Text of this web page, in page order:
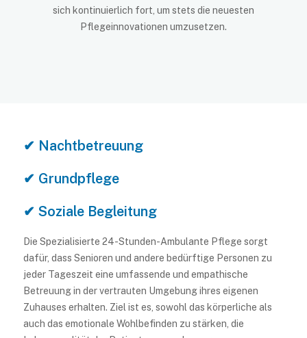
sich kontinuierlich fort, um stets die neuesten
Pflegeinnovationen umzusetzen.
✔ Nachtbetreuung
✔ Grundpflege
✔ Soziale Begleitung
Die Spezialisierte 24-Stunden-Ambulante Pflege sorgt
dafür, dass Senioren und andere bedürftige Personen zu
jeder Tageszeit eine umfassende und empathische
Betreuung in der vertrauten Umgebung ihres eigenen
Zuhauses erhalten. Ziel ist es, sowohl das körperliche als
auch das emotionale Wohlbefinden zu stärken, die